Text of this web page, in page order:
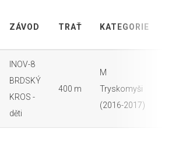
ZÁVOD TRAŤ KATEGORIE
INOV-8
BRDSKÝ
KROS -
děti
400 m
M
Tryskomyši
(2016-2017)